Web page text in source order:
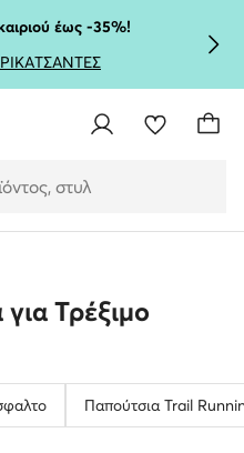
έως -35%!
ΤΣΑΝΤΕΣ
στυλ
Τρέξιμο
Παπούτσια Trail